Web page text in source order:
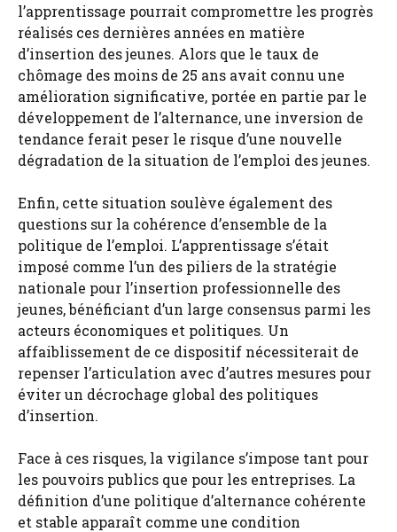
l’apprentissage pourrait compromettre les progrès
réalisés ces dernières années en matière
d’insertion des jeunes. Alors que le taux de
chômage des moins de 25 ans avait connu une
amélioration significative, portée en partie par le
développement de l’alternance, une inversion de
tendance ferait peser le risque d’une nouvelle
dégradation de la situation de l’emploi des jeunes.
Enfin, cette situation soulève également des
questions sur la cohérence d’ensemble de la
politique de l’emploi. L’apprentissage s’était
imposé comme l’un des piliers de la stratégie
nationale pour l’insertion professionnelle des
jeunes, bénéficiant d’un large consensus parmi les
acteurs économiques et politiques. Un
affaiblissement de ce dispositif nécessiterait de
repenser l’articulation avec d’autres mesures pour
éviter un décrochage global des politiques
d’insertion.
Face à ces risques, la vigilance s’impose tant pour
les pouvoirs publics que pour les entreprises. La
définition d’une politique d’alternance cohérente
et stable apparaît comme une condition